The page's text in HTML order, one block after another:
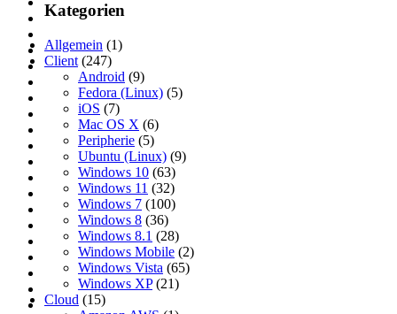
Kategorien
Allgemein (1)
Client (247)
Android (9)
Fedora (Linux) (5)
iOS (7)
Mac OS X (6)
Peripherie (5)
Ubuntu (Linux) (9)
Windows 10 (63)
Windows 11 (32)
Windows 7 (100)
Windows 8 (36)
Windows 8.1 (28)
Windows Mobile (2)
Windows Vista (65)
Windows XP(21)
Cloud (15)